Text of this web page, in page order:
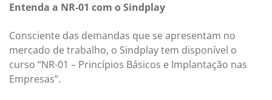
Entenda a NR-01 com o Sindplay
Consciente das demandas que se apresentam no
mercado de trabalho, o Sindplay tem disponível o
curso “NR-01 – Princípios Básicos e Implantação nas
Empresas”.